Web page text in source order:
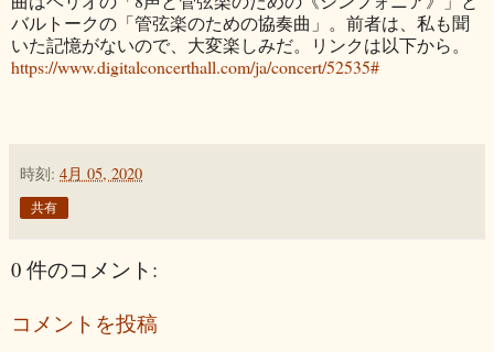
バルトークの「管弦楽のための協奏曲」。前者は、私も聞
いた記憶がないので、大変楽しみだ。リンクは以下から。
https://www.digitalconcerthall.com/ja/concert/52535#
時刻: 4月 05, 2020
共有
0 件のコメント:
コメントを投稿